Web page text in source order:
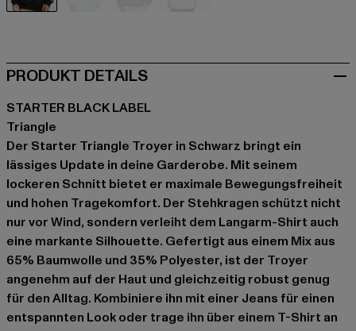
PRODUKT DETAILS
STARTER BLACK LABEL
Triangle
Der Starter Triangle Troyer in Schwarz bringt ein
lässiges Update in deine Garderobe. Mit seinem
lockeren Schnitt bietet er maximale Bewegungsfreiheit
und hohen Tragekomfort. Der Stehkragen schützt nicht
nur vor Wind, sondern verleiht dem Langarm-Shirt auch
eine markante Silhouette. Gefertigt aus einem Mix aus
65% Baumwolle und 35% Polyester, ist der Troyer
angenehm auf der Haut und gleichzeitig robust genug
für den Alltag. Kombiniere ihn mit einer Jeans für einen
entspannten Look oder trage ihn über einem T-Shirt an